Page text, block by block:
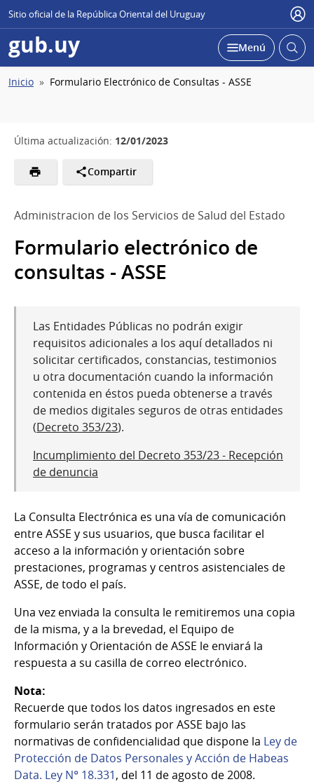
Sitio oficial de la República Oriental del Uruguay
gub.uy Desplegar
Menú Abrir
Ruta
Inicio Formulario Electrónico de Consultas - ASSE
Última actualización: 12/01/2023
Compartir
Administracion de los Servicios de Salud del Estado
Formulario electrónico de
consultas - ASSE
Las Entidades Públicas no podrán exigir
requisitos adicionales a los aquí detallados ni
solicitar certificados, constancias, testimonios
u otra documentación cuando la información
contenida en éstos pueda obtenerse a través
de medios digitales seguros de otras entidades
(Decreto 353/23).
Incumplimiento del Decreto 353/23 - Recepción
de denuncia
La Consulta Electrónica es una vía de comunicación
entre ASSE y sus usuarios, que busca facilitar el
acceso a la información y orientación sobre
prestaciones, programas y centros asistenciales de
ASSE, de todo el país.
Una vez enviada la consulta le remitiremos una copia
de la misma, y a la brevedad, el Equipo de
Información y Orientación de ASSE le enviará la
respuesta a su casilla de correo electrónico.
Nota:
Recuerde que todos los datos ingresados en este
formulario serán tratados por ASSE bajo las
normativas de confidencialidad que dispone la Ley de
Protección de Datos Personales y Acción de Habeas
Data. Ley N° 18.331, del 11 de agosto de 2008.